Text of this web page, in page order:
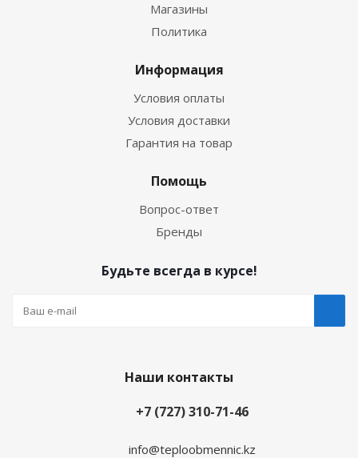
Магазины
Политика
Информация
Условия оплаты
Условия доставки
Гарантия на товар
Помощь
Вопрос-ответ
Бренды
Будьте всегда в курсе!
Наши контакты
+7 (727) 310-71-46
info@teploobmennic.kz